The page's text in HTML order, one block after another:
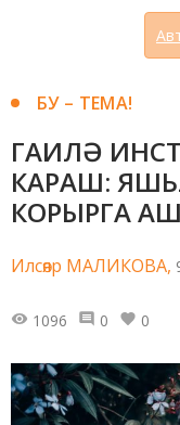
БУ – ТЕМА!
ГАИЛӘ
КАРАШ:
КОРЫРГА
Илсөяр МАЛИКОВА,
1096 0 0